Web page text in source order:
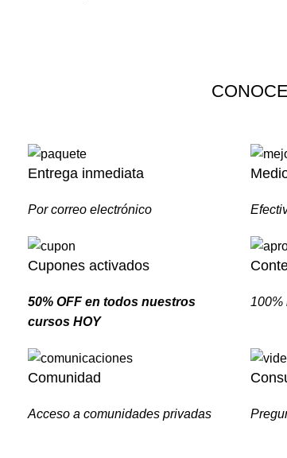
Entrega inmediata
Por correo electrónico
Cupones activados
50% OFF en todos nuestros
cursos HOY
100%
Comunidad
Acceso a comunidades privadas